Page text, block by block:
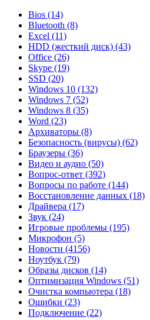
Bios (14)
Bluetooth (8)
Excel (11)
HDD (жесткий диск) (43)
Office (26)
Skype (19)
SSD (20)
Windows 10 (132)
Windows 7 (52)
Windows 8 (35)
Word (23)
Архиваторы (8)
Безопасность (вирусы) (62)
Браузеры (36)
Видео и аудио (50)
Вопрос-ответ (392)
Вопросы по работе (144)
Восстановление данных (18)
Драйвера (17)
Звук (24)
Игровые проблемы (195)
Микрофон (5)
Новости (4156)
Ноутбук (79)
Образы дисков (14)
Оптимизация Windows (51)
Очистка компьютера (18)
Ошибки (23)
Подключение (22)